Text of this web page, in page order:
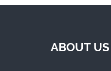
ABOUT US